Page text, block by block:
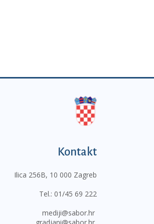
Kontakt
Ilica 256B, 10 000 Zagreb
Tel.: 01/45 69 222
mediji@sabor.hr